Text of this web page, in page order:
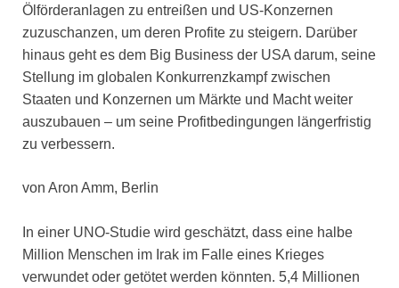
Ölförderanlagen zu entreißen und US-Konzernen
zuzuschanzen, um deren Profite zu steigern. Darüber
hinaus geht es dem Big Business der USA darum, seine
Stellung im globalen Konkurrenzkampf zwischen
Staaten und Konzernen um Märkte und Macht weiter
auszubauen – um seine Profitbedingungen längerfristig
zu verbessern.
von Aron Amm, Berlin
In einer UNO-Studie wird geschätzt, dass eine halbe
Million Menschen im Irak im Falle eines Krieges
verwundet oder getötet werden könnten. 5,4 Millionen